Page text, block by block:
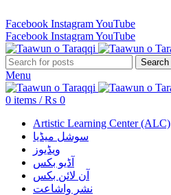
Facebook InstagramYouTube
Facebook InstagramYouTube
Search
Menu
0 items / ₨ 0
Artistic Learning Center (ALC)
سوشل میڈیا
ویڈیوز
آڈیو بکس
آن لائن بکس
نشر واشاعت